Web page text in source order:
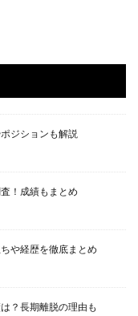
ジションも解説
！成績もまとめ
や経歴を徹底まとめ
？長期離脱の理由も